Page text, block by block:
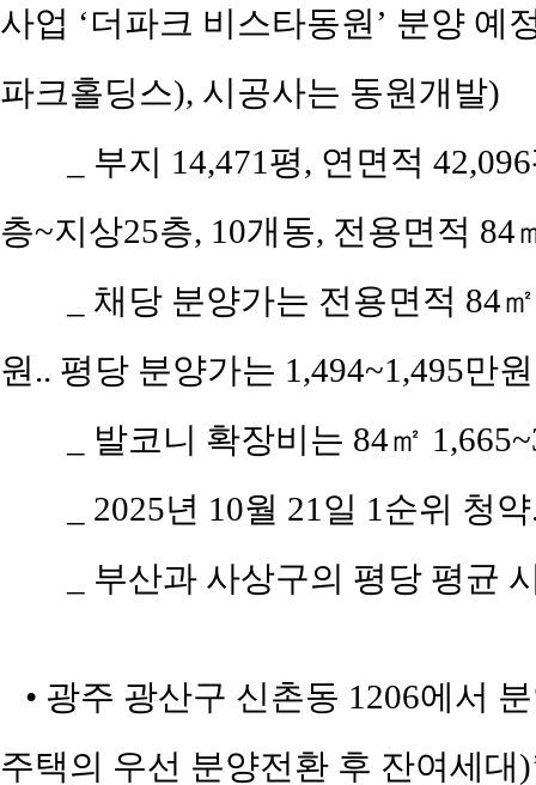
사업 ‘더파크 비스타동원’ 분양
파크홀딩스), 시공사는 동원개발)
_ 부지 14,471평, 연면적
층~지상25층, 10개동, 전용면적 84
_ 채당 분양가는 전용면적 84
원.. 평당 분양가는 1,494~1,495만
_ 발코니 확장비는 84㎡
_ 2025년 10월 21일 1순위 청
_ 부산과 사상구의 평당 평균
• 광주 광산구 신촌동 1206에서
주택의 우선 분양전환 후 잔여세대